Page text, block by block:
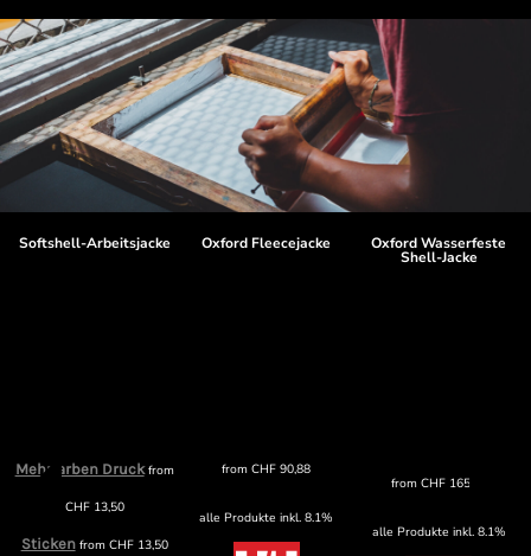
Softshell-Arbeitsjacke
Mehrfarben Druckfrom
CHF13,50
Stickenfrom CHF13,50
Oxford Fleecejacke
fromCHF 90,88
alle Produkte inkl. 8.1%
Oxford Wasserfeste
Shell-Jacke
from CHF165,89
alle Produkte inkl. 8.1%